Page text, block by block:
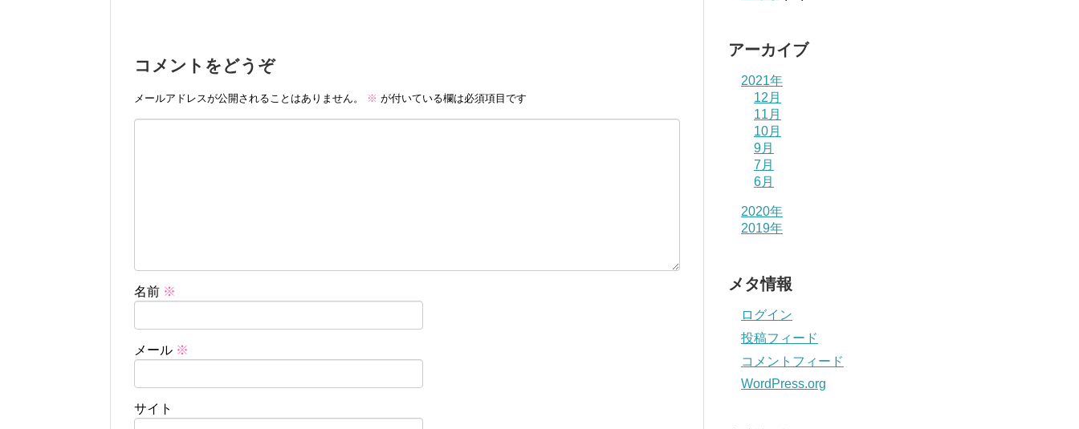
コメントをどうぞ
メールアドレスが公開されることはありません。 ※ が付いている欄は必須項目です
名前 ※
メール ※
サイト
アーカイブ
2021年
12月
11月
10月
9月
7月
6月
2020年
2019年
メタ情報
ログイン
投稿フィード
コメントフィード
WordPress.org